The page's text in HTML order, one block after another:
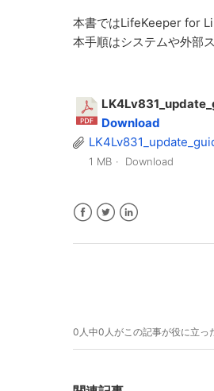
本書ではLifeKeeper for
本手順はシステムや外部
Download
1 MB Download
0人中0人がこの記事が役に立っ